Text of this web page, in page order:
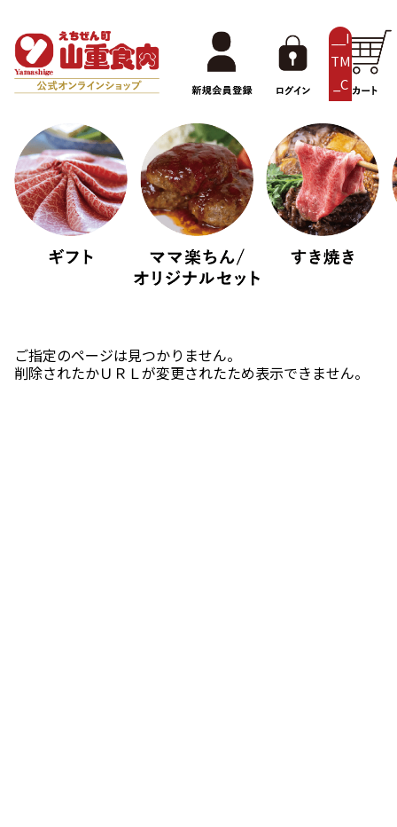
__I
TM
_C
NT
__
ご指定のページは見つかりません。
削除されたかＵＲＬが変更されたため表示できません。